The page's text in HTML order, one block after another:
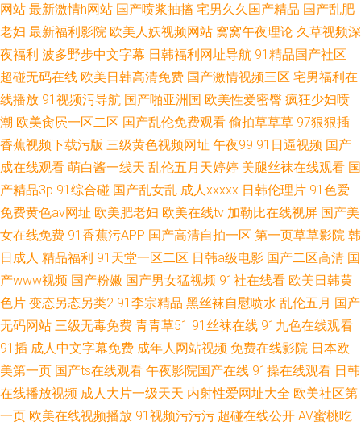
网站 最新激情h网站 国产喷浆抽搐 宅男久久国产精品 国产乱肥
老妇 最新福利影院 欧美人妖视频网站 窝窝午夜理论 久草视频深
夜福利 波多野步中文字幕 日韩福利网址导航 91精品国产社区
超碰无码在线 欧美日韩高清免费 国产激情视频三区 宅男福利在
线播放 91视频污导航 国产啪亚洲国 欧美性爱密臀 疯狂少妇喷
潮 欧美肏屄一区二区 国产乱伦免费观看 偷拍草草草 97狠狠插
香蕉视频下载污版 三级黄色视频网址 午夜99 91日逼视频 国产
成在线观看 萌白酱一线天 乱伦五月天婷婷 美腿丝袜在线观看 国
产精品3p 91综合碰 国产乱女乱 成人xxxxx 日韩伦理片 91色爱
免费黄色av网址 欧美肥老妇 欧美在线tv 加勒比在线视屏 国产美
女在线免费 91香蕉污APP 国产高清自拍一区 第一页草草影院 韩
日成人 精品福利 91天堂一区二区 日韩a级电影 国产二区高清 国
产www视频 国产粉嫩 国产男女猛视频 91社在线看 欧美日韩黄
色片 变态另态另类2 91李宗精品 黑丝袜自慰喷水 乱伦五月 国产
无码网站 三级无毒免费 青青草51 91丝袜在线 91九色在线观看
91插 成人中文字幕免费 成年人网站视频 免费在线影院 日本欧
美第一页 国产ts在线观看 午夜影院国产在线 91操在线观看 日韩
在线播放视频 成人大片一级天天 内射性爱网址大全 欧美社区第
一页 欧美在线视频播放 91视频污污污 超碰在线公开 AV蜜桃吃